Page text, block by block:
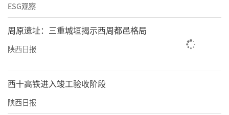
ESG观察
周原遗址：三重城垣揭示西周都邑格局
陕西日报
西十高铁进入竣工验收阶段
陕西日报